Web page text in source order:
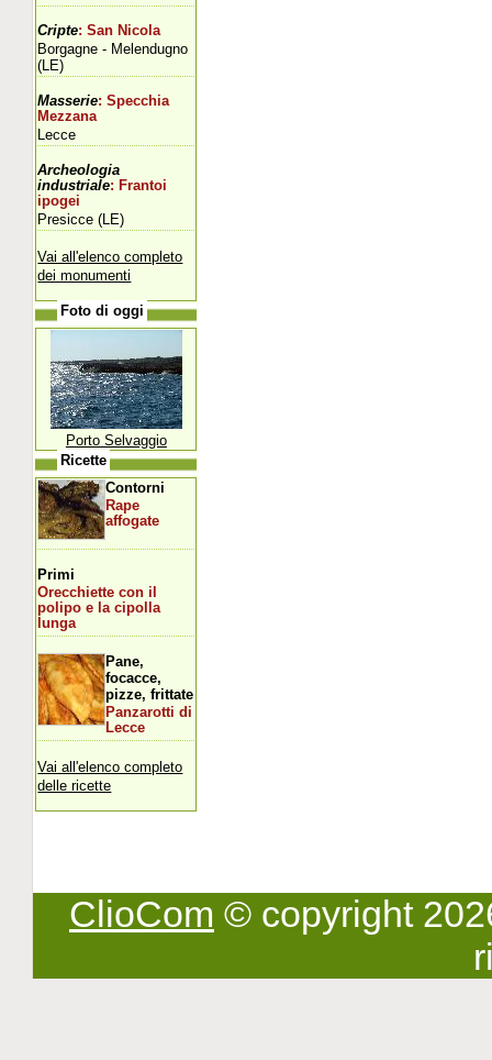
Cripte: San Nicola
Borgagne - Melendugno
(LE)
Masserie: Specchia
Mezzana
Lecce
Archeologia
industriale: Frantoi
ipogei
Presicce (LE)
Vai all'elenco completo
dei monumenti
Foto di oggi
Porto Selvaggio
Ricette
Contorni
Rape
affogate
Primi
Orecchiette con il
polipo e la cipolla
lunga
Pane,
focacce,
pizze, frittate
Panzarotti di
Lecce
Vai all'elenco completo
delle ricette
ClioCom © copyright